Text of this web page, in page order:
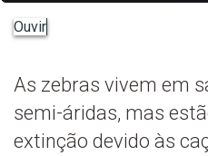
Ouvir
As zebras vivem em
semi-áridas, mas
extinção devido às